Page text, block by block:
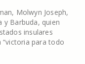
Molwyn Joseph,
y Barbuda, quien
insulares
para todo